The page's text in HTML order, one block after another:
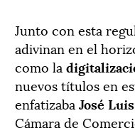
Junto con esta
adivinan en el
como la
nuevos títulos en
enfatizaba José
Cámara de